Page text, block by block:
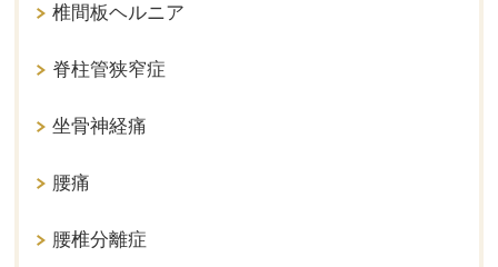
椎間板ヘルニア
脊柱管狭窄症
坐骨神経痛
腰痛
腰椎分離症